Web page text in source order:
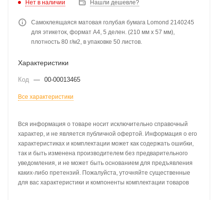
Нет в наличии Нашли дешевле?
Самоклеящаяся матовая голубая бумага Lomond 2140245
для этикеток, формат A4, 5 делен. (210 мм х 57 мм),
плотность 80 г/м2, в упаковке 50 листов.
Характеристики
Код — 00-00013465
Все характеристики
Вся информация о товаре носит исключительно справочный
характер, и не является публичной офертой. Информация о его
характеристиках и комплектации может как содержать ошибки,
так и быть изменена производителем без предварительного
уведомления, и не может быть основанием для предъявления
каких-либо претензий. Пожалуйста, уточняйте существенные
для вас характеристики и компоненты комплектации товаров